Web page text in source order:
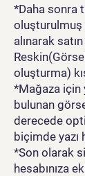
*Daha sonra
oluşturulmuş
alınarak
oluşturma)
*Mağaza için
bulunan
derecede
biçimde yazı
*Son olarak
hesabınıza